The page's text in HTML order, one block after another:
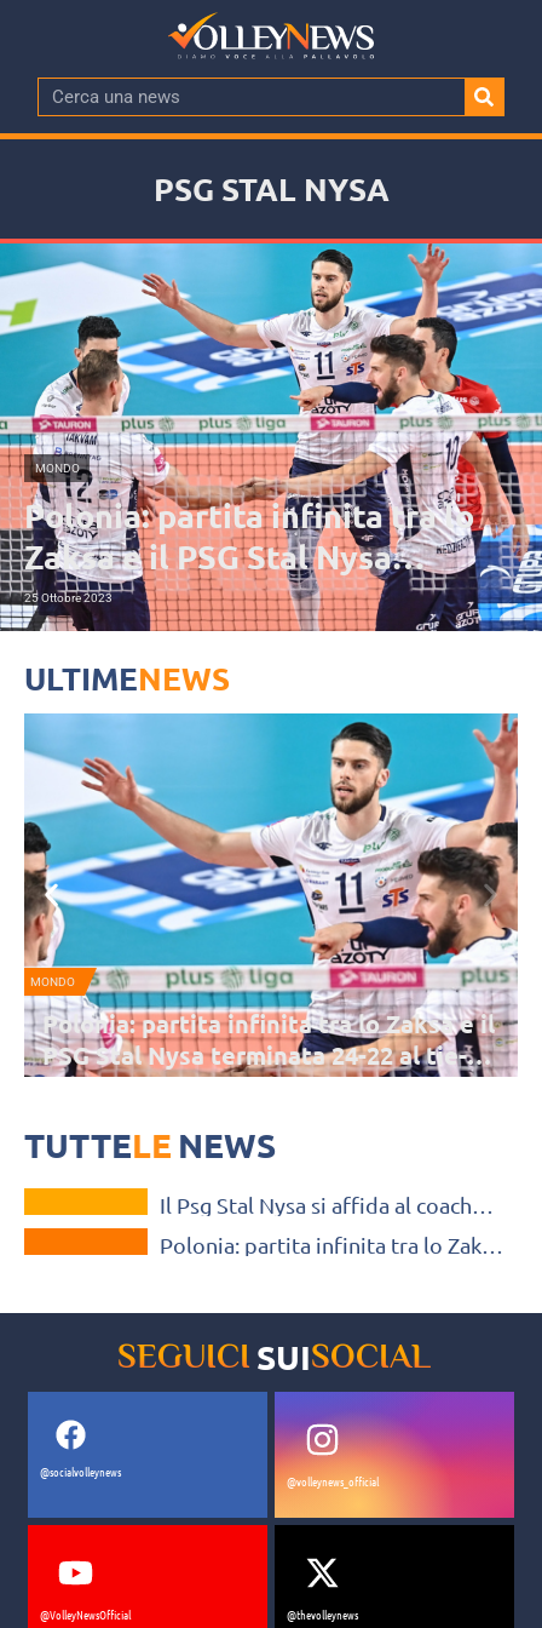
PSG STAL NYSA
MONDO
Polonia: partita infinita tra lo
Zaksa e il PSG Stal Nysa
terminata 24-22 al tie-break
25 Ottobre 2023
ULTIMENEWS
MONDO
Polonia: partita infinita tra lo Zaksa e il
PSG Stal Nysa terminata 24-22 al tie-
break
TUTTELE NEWS
VOLLEY MERCATO
Il Psg Stal Nysa si affida al coach
MONDO
Polonia: partita infinita tra lo Zaksa
SEGUICI SUISOCIAL
@socialvolleynews
@volleynews_official
@VolleyNewsOfficial @thevolleynews